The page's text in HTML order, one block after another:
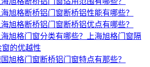
旭格断桥铝门窗断桥铝性能有哪些？
旭格断桥铝门窗断桥铝优点有哪些？
海旭格门窗分类有哪些？上海旭格门窗隔
的优越性
旭格门窗断桥铝门窗特点有那些？